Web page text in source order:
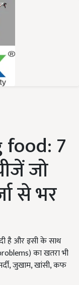
food: 7
जो
से भर
है और इसी के साथ
का खतरा भी
जुखाम, खांसी, कफ